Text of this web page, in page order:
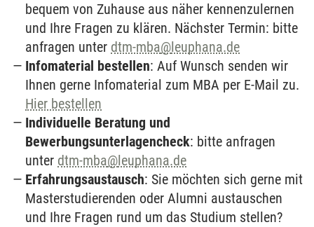
bequem von Zuhause aus näher kennenzulernen
und Ihre Fragen zu klären. Nächster Termin: bitte
anfragen unter dtm-mba@leuphana.de
Infomaterial bestellen: Auf Wunsch senden wir
Ihnen gerne Infomaterial zum MBA per E-Mail zu.
Hier bestellen
Individuelle Beratung und
Bewerbungsunterlagencheck: bitte anfragen
unter dtm-mba@leuphana.de
Erfahrungsaustausch: Sie möchten sich gerne mit
Masterstudierenden oder Alumni austauschen
und Ihre Fragen rund um das Studium stellen?